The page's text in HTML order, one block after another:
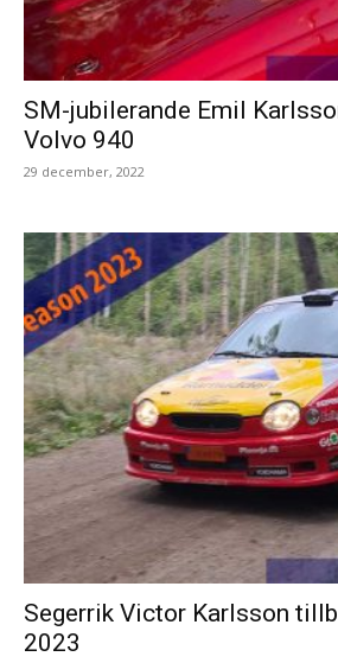
SM-jubilerande Emil
Volvo 940
29 december, 2022
Segerrik Victor Karlsson
2023